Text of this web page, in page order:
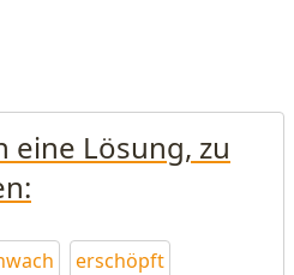
eine Lösung, zu
erschöpft